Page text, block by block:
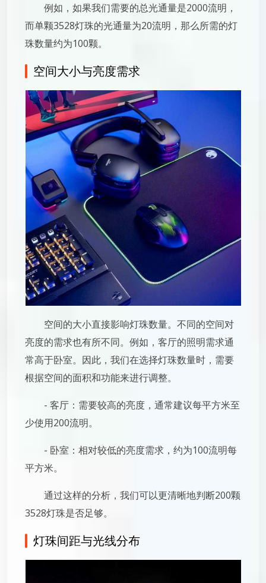
例如，如果我们需要的总光通量是2000流明，
而单颗3528灯珠的光通量为20流明，那么所需的灯
珠数量约为100颗。
空间大小与亮度需求
空间的大小直接影响灯珠数量。不同的空间对
亮度的需求也有所不同。例如，客厅的照明需求通
常高于卧室。因此，我们在选择灯珠数量时，需要
根据空间的面积和功能来进行调整。
- 客厅：需要较高的亮度，通常建议每平方米至
少使用200流明。
- 卧室：相对较低的亮度需求，约为100流明每
平方米。
通过这样的分析，我们可以更清晰地判断200颗
3528灯珠是否足够。
灯珠间距与光线分布